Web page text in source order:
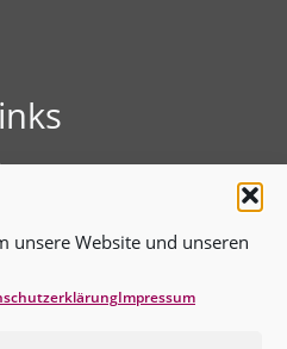
unsere Website und unseren
Impressum
Barrierefreiheit